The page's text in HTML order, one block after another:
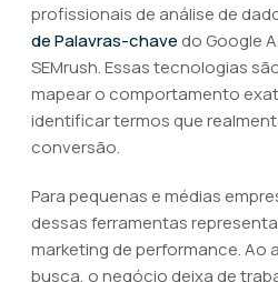
profissionais de análise de
de Palavras-chave do Google
SEMrush. Essas tecnologias
mapear o comportamento
identificar termos que
conversão.
Para pequenas e médias
dessas ferramentas
marketing de performance. Ao
busca, o negócio deixa de